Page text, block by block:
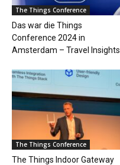
The Things Conference
Das war die Things
Conference 2024 in
Amsterdam – Travel Insights
The Things Conference
The Things Indoor Gateway